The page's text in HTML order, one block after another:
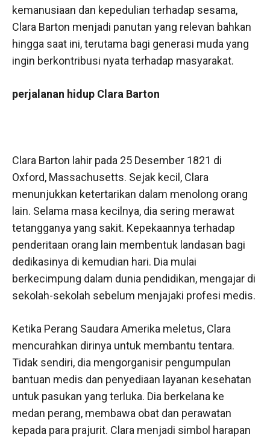
kemanusiaan dan kepedulian terhadap sesama,
Clara Barton menjadi panutan yang relevan bahkan
hingga saat ini, terutama bagi generasi muda yang
ingin berkontribusi nyata terhadap masyarakat.
perjalanan hidup Clara Barton
Clara Barton lahir pada 25 Desember 1821 di
Oxford, Massachusetts. Sejak kecil, Clara
menunjukkan ketertarikan dalam menolong orang
lain. Selama masa kecilnya, dia sering merawat
tetangganya yang sakit. Kepekaannya terhadap
penderitaan orang lain membentuk landasan bagi
dedikasinya di kemudian hari. Dia mulai
berkecimpung dalam dunia pendidikan, mengajar di
sekolah-sekolah sebelum menjajaki profesi medis.
Ketika Perang Saudara Amerika meletus, Clara
mencurahkan dirinya untuk membantu tentara.
Tidak sendiri, dia mengorganisir pengumpulan
bantuan medis dan penyediaan layanan kesehatan
untuk pasukan yang terluka. Dia berkelana ke
medan perang, membawa obat dan perawatan
kepada para prajurit. Clara menjadi simbol harapan